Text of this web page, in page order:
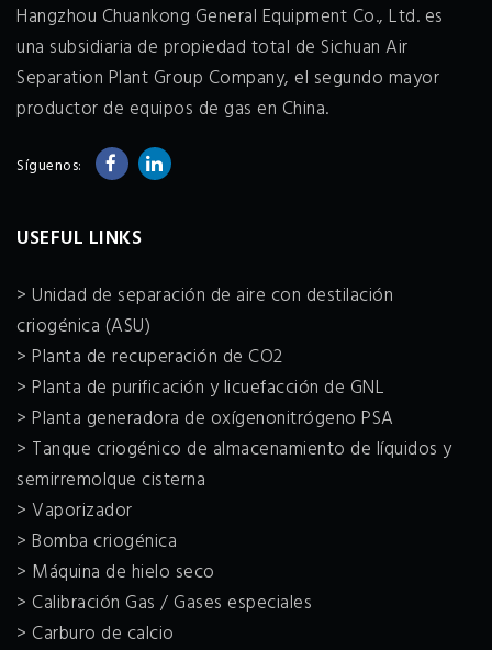
Hangzhou Chuankong General Equipment Co., Ltd. es
una subsidiaria de propiedad total de Sichuan Air
Separation Plant Group Company, el segundo mayor
productor de equipos de gas en China.
Síguenos:
USEFUL LINKS
> Unidad de separación de aire con destilación
criogénica (ASU)
> Planta de recuperación de CO2
> Planta de purificación y licuefacción de GNL
> Planta generadora de oxígenonitrógeno PSA
> Tanque criogénico de almacenamiento de líquidos y
semirremolque cisterna
> Vaporizador
> Bomba criogénica
> Máquina de hielo seco
> Calibración Gas / Gases especiales
> Carburo de calcio